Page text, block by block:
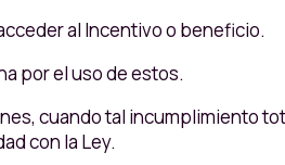
al Incentivo o beneficio.
por el uso de estos.
cuando tal incumplimiento
con la Ley.